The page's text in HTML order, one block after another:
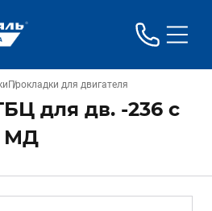
Прокладки для двигателя
для дв. -236 с
МД